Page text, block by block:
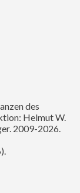
des
Helmut W.
2009-2026.